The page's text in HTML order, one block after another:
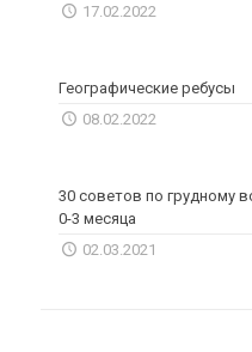
17.02.2022
Географические ребусы
08.02.2022
30 советов по грудному
0-3 месяца
02.03.2021